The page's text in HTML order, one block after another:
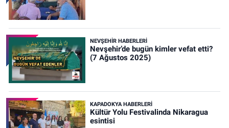
NEVŞEHIR HABERLERI
Nevşehir’de bugün kimler vefat etti?
(7 Ağustos 2025)
KAPADOKYA HABERLERI
Kültür Yolu Festivalinda Nikaragua
esintisi